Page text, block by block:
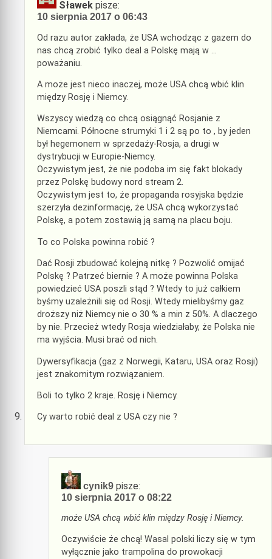
Sławek pisze:
10 sierpnia 2017 o 06:43
Od razu autor zakłada, że USA wchodząc z gazem do
nas chcą zrobić tylko deal a Polskę mają w …
poważaniu.
A może jest nieco inaczej, może USA chcą wbić klin
między Rosję i Niemcy.
Wszyscy wiedzą co chcą osiągnąć Rosjanie z
Niemcami. Północne strumyki 1 i 2 są po to , by jeden
był hegemonem w sprzedaży-Rosja, a drugi w
dystrybucji w Europie-Niemcy.
Oczywistym jest, że nie podoba im się fakt blokady
przez Polskę budowy nord stream 2.
Oczywistym jest to, że propaganda rosyjska będzie
szerzyła dezinformację, że USA chcą wykorzystać
Polskę, a potem zostawią ją samą na placu boju.
To co Polska powinna robić ?
Dać Rosji zbudować kolejną nitkę ? Pozwolić omijać
Polskę ? Patrzeć biernie ? A może powinna Polska
powiedzieć USA poszli stąd ? Wtedy to już całkiem
byśmy uzależnili się od Rosji. Wtedy mielibyśmy gaz
droższy niż Niemcy nie o 30 % a min z 50%. A dlaczego
by nie. Przecież wtedy Rosja wiedziałaby, że Polska nie
ma wyjścia. Musi brać od nich.
Dywersyfikacja (gaz z Norwegii, Kataru, USA oraz Rosji)
jest znakomitym rozwiązaniem.
Boli to tylko 2 kraje. Rosję i Niemcy.
Cy warto robić deal z USA czy nie ?
cynik9 pisze:
10 sierpnia 2017 o 08:22
może USA chcą wbić klin między Rosję i Niemcy.
Oczywiście że chcą! Wasal polski liczy się w tym
wyłącznie jako trampolina do prowokacji